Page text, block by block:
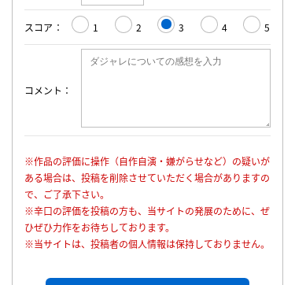
スコア 1 2 3 4 5
コメント
※作品の評価に操作（自作自演・嫌がらせなど）の疑いが
ある場合は、投稿を削除させていただく場合がありますの
で、ご了承下さい。
※辛口の評価を投稿の方も、当サイトの発展のために、ぜ
ひぜひ力作をお待ちしております。
※当サイトは、投稿者の個人情報は保持しておりません。